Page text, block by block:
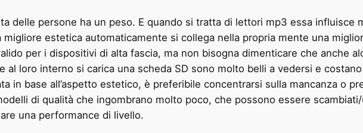
delle persone ha un peso. E quando si tratta di lettori mp3 essa influisce
estetica automaticamente si collega nella propria mente una
per i dispositivi di alta fascia, ma non bisogna dimenticare che anche
al loro interno si carica una scheda SD sono molto belli a vedersi e
in base all’aspetto estetico, è preferibile concentrarsi sulla mancanza o
di qualità che ingombrano molto poco, che possono essere
una performance di livello.